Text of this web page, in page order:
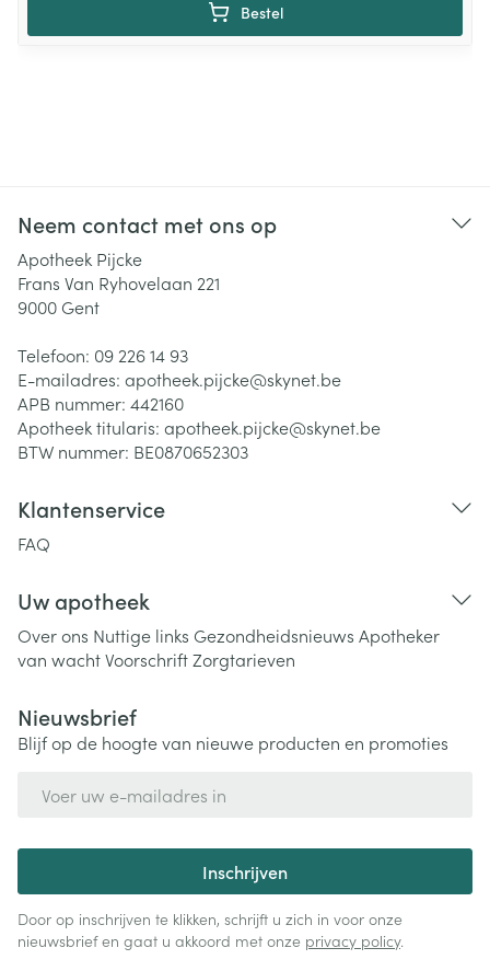
Bestel
Neem contact met ons op
Apotheek Pijcke
Frans Van Ryhovelaan 221
9000 Gent
Telefoon: 09 226 14 93
E-mailadres: apotheek.pijcke@skynet.be
APB nummer: 442160
Apotheek titularis: apotheek.pijcke@skynet.be
BTW nummer: BE0870652303
Klantenservice
FAQ
Uw apotheek
Over ons Nuttige links Gezondheidsnieuws Apotheker
van wachtVoorschriftZorgtarieven
Nieuwsbrief
Blijf op de hoogte van nieuwe producten en promoties
Inschrijven
Door op inschrijven te klikken, schrijft u zich in voor onze
nieuwsbrief en gaat u akkoord met onze privacy policy.